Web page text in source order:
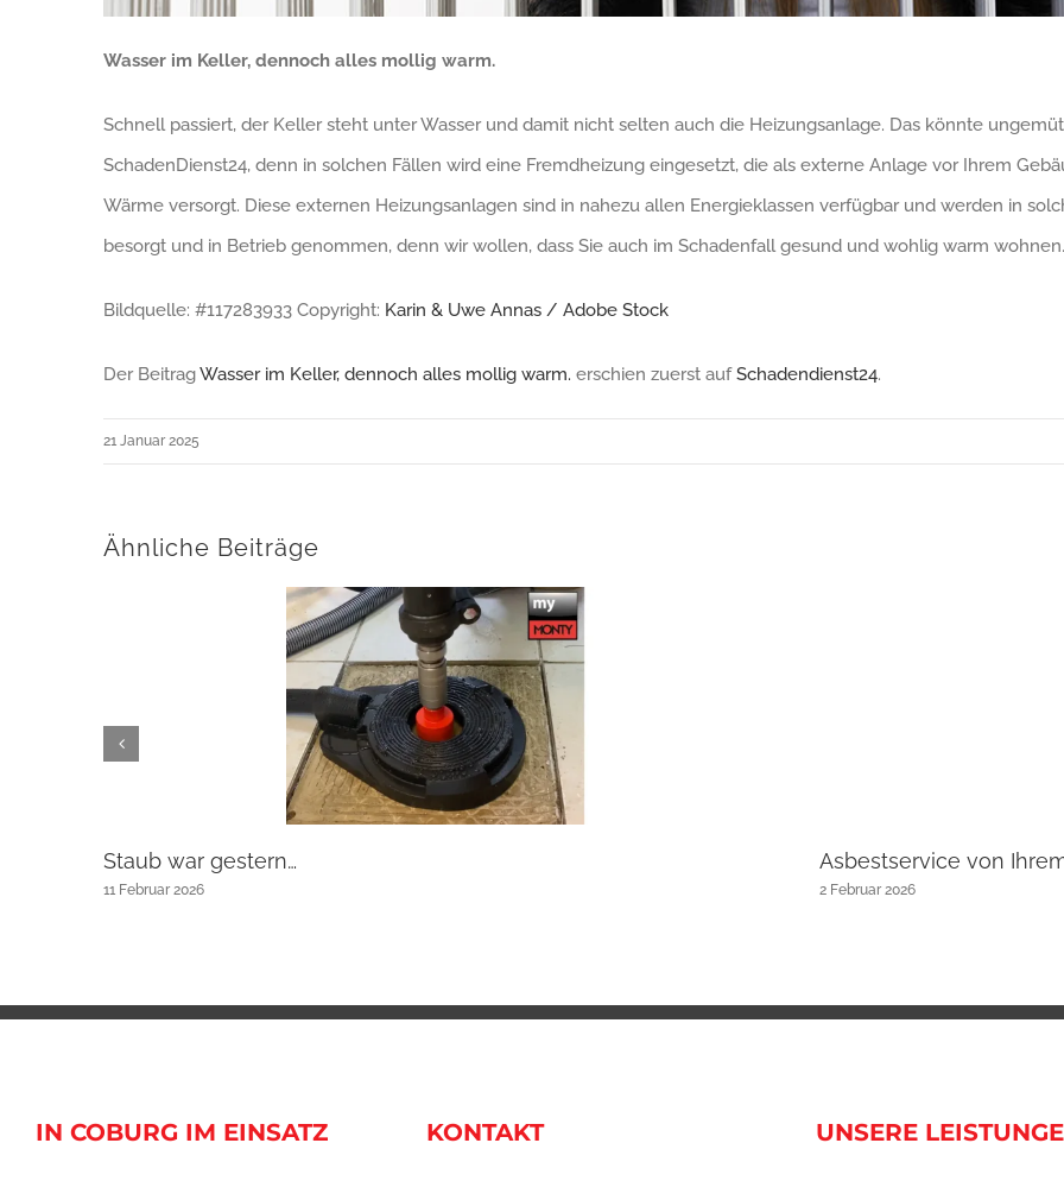
Wasser im Keller, dennoch alles mollig warm.
Schnell passiert, der Keller steht unter Wasser und damit nicht selten auch die Heizungsanlage. Das könnte
SchadenDienst24, denn in solchen Fällen wird eine Fremdheizung eingesetzt, die als externe Anlage vor Ihrem
Wärme versorgt. Diese externen Heizungsanlagen sind in nahezu allen Energieklassen verfügbar und werden in
besorgt und in Betrieb genommen, denn wir wollen, dass Sie auch im Schadenfall gesund und wohlig warm wohnen.
Bildquelle: #117283933 Copyright: Karin & Uwe Annas / Adobe Stock
Der BeitragWasser im Keller, dennoch alles mollig warm. erschien zuerst aufSchadendienst24.
21 Januar 2025
Ähnliche Beiträge
Staub war gestern…
11 Februar 2026
Asbestservice von
2 Februar 2026
IN COBURG IM EINSATZ KONTAKT UNSERE